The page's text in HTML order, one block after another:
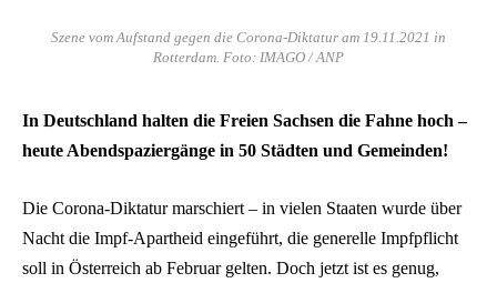
Szene vom Aufstand gegen die Corona-Diktatur am 19.11.2021 in
Rotterdam. Foto: IMAGO / ANP
In Deutschland halten die Freien Sachsen die Fahne hoch –
heute Abendspaziergänge in 50 Städten und Gemeinden!
Die Corona-Diktatur marschiert – in vielen Staaten wurde über
Nacht die Impf-Apartheid eingeführt, die generelle Impfpflicht
soll in Österreich ab Februar gelten. Doch jetzt ist es genug,